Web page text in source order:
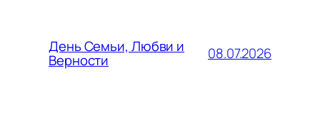
День Семьи, Любви и
Верности 08.07.2026